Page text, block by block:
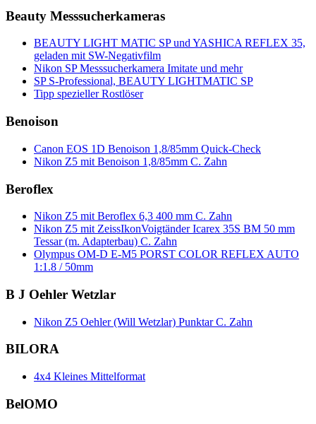
Beauty Messsucherkameras
BEAUTY LIGHT MATIC SP und YASHICA REFLEX 35,
geladen mit SW-Negativfilm
Nikon SP Messsucherkamera Imitate und mehr
SP S-Professional, BEAUTY LIGHTMATIC SP
Tipp spezieller Rostlöser
Benoison
Canon EOS 1D Benoison 1,8/85mm Quick-Check
Nikon Z5 mit Benoison 1,8/85mm C. Zahn
Beroflex
Nikon Z5 mit Beroflex 6,3 400 mm C. Zahn
Nikon Z5 mit ZeissIkonVoigtänder Icarex 35S BM 50 mm
Tessar (m. Adapterbau) C. Zahn
Olympus OM-D E-M5 PORST COLOR REFLEX AUTO
1:1.8 / 50mm
B J Oehler Wetzlar
Nikon Z5 Oehler (Will Wetzlar) Punktar C. Zahn
BILORA
4x4 Kleines Mittelformat
BelOMO